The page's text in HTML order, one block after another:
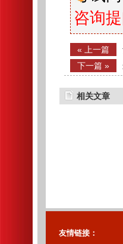
咨询
« 上一篇
下一篇 »
相关文章
友情链接：